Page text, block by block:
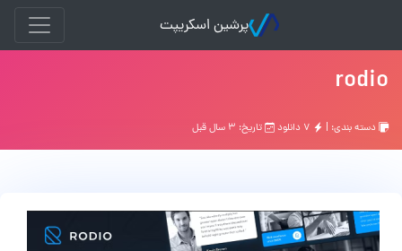
پرشین اسکریپت
rodio
دسته بندی: | تاریخ: ۳ سال قبل